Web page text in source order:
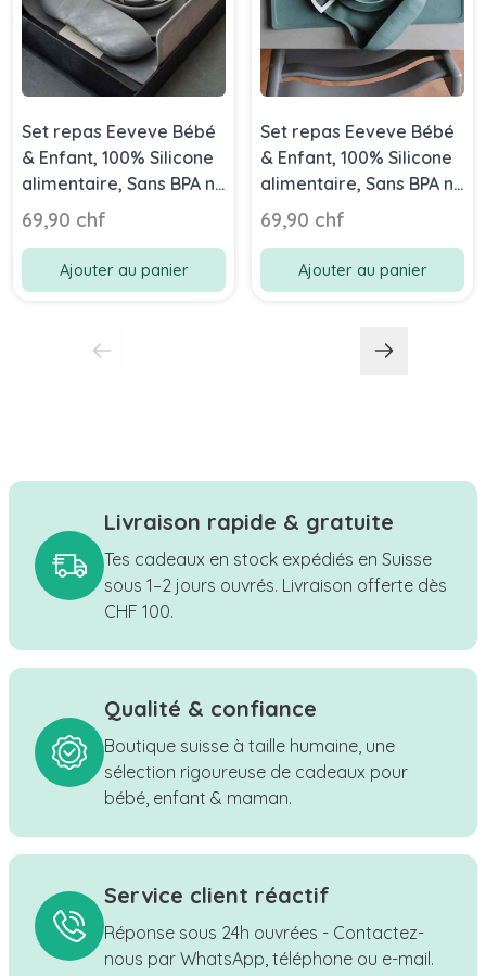
Set repas Eeveve Bébé
& Enfant, 100% Silicone
alimentaire, Sans BPA ni
phtalates, gris graphite
69,90 chf
Ajouter au panier
Set repas Eeveve Bébé
& Enfant, 100% Silicone
alimentaire, Sans BPA ni
phtalates, vert
69,90 chf
Ajouter au panier
Livraison rapide & gratuite
Tes cadeaux en stock expédiés en Suisse
sous 1–2 jours ouvrés. Livraison offerte dès
CHF 100.
Qualité & confiance
Boutique suisse à taille humaine, une
sélection rigoureuse de cadeaux pour
bébé, enfant & maman.
Service client réactif
Réponse sous 24h ouvrées - Contactez-
nous par WhatsApp, téléphone ou e-mail.